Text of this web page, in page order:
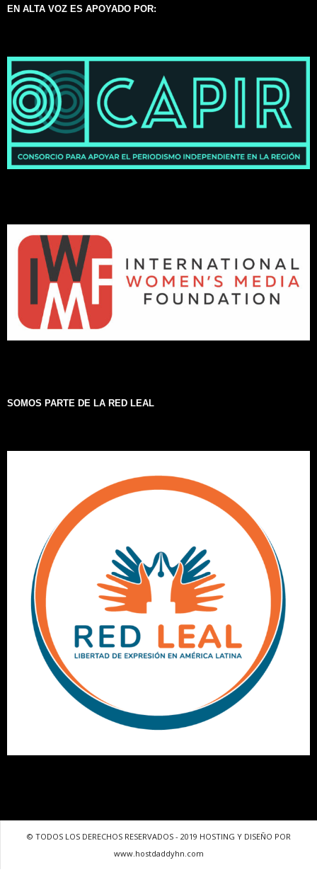
EN ALTA VOZ ES APOYADO POR:
SOMOS PARTE DE LA RED LEAL
© TODOS LOS DERECHOS RESERVADOS - 2019 HOSTING Y DISEÑO POR
www.hostdaddyhn.com